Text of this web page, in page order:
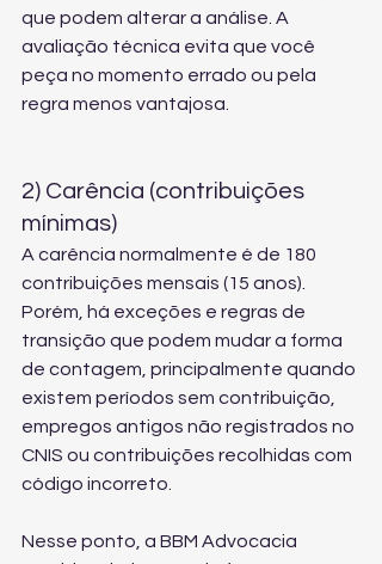
que podem alterar a análise. A
avaliação técnica evita que você
peça no momento errado ou pela
regra menos vantajosa.
2) Carência (contribuições
mínimas)
A carência normalmente é de 180
contribuições mensais (15 anos).
Porém, há exceções e regras de
transição que podem mudar a forma
de contagem, principalmente quando
existem períodos sem contribuição,
empregos antigos não registrados no
CNIS ou contribuições recolhidas com
código incorreto.
Nesse ponto, a BBM Advocacia